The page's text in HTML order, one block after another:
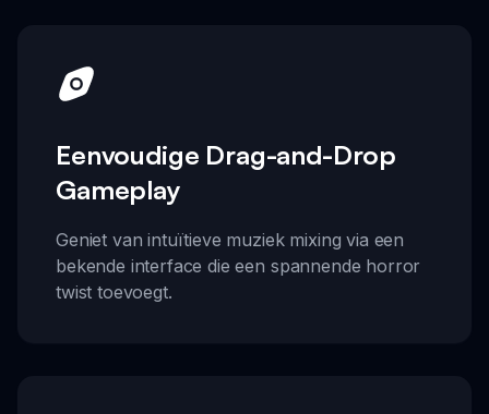
Eenvoudige Drag-and-Drop
Gameplay
Geniet van intuïtieve muziek mixing via een
bekende interface die een spannende horror
twist toevoegt.